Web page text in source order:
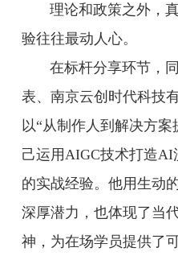
理论和政策之外，真
验往往最动人心。
在标杆分享环节，同
表、南京云创时代科技
以“从制作人到解决方
己运用AIGC技术打造
的实战经验。他用生动
深厚潜力，也体现了当
神，为在场学员提供了